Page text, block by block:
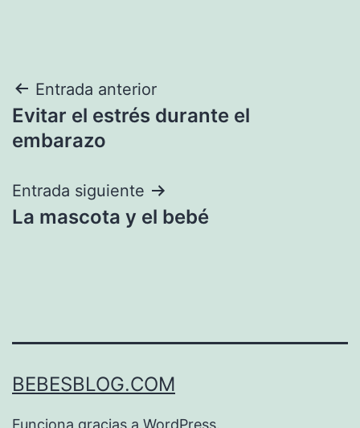
Navegación
de
Entrada anterior
Evitar el estrés durante el
embarazo
Entrada siguiente
La mascota y el bebé
BEBESBLOG.COM
Funciona gracias a WordPress